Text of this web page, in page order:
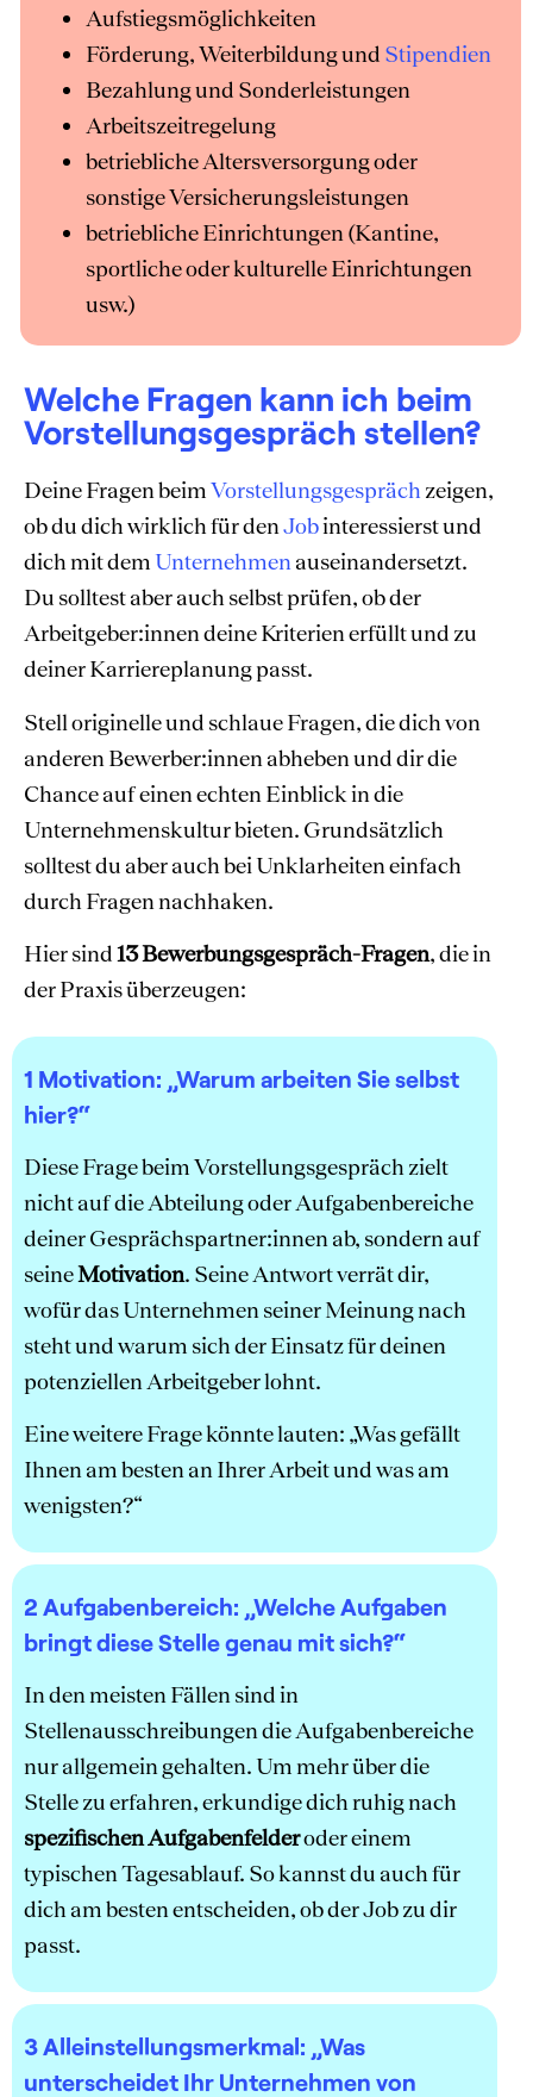
Aufstiegsmöglichkeiten
Förderung, Weiterbildung und Stipendien
Bezahlung und Sonderleistungen
Arbeitszeitregelung
betriebliche Altersversorgung oder
sonstige Versicherungsleistungen
betriebliche Einrichtungen (Kantine,
sportliche oder kulturelle Einrichtungen
usw.)
Welche Fragen kann ich beim
Vorstellungsgespräch stellen?
Deine Fragen beimVorstellungsgesprächzeigen,
ob du dich wirklich für denJobinteressierst und
dich mit demUnternehmenauseinandersetzt.
Du solltest aber auch selbst prüfen, ob der
Arbeitgeber:innen deine Kriterien erfüllt und zu
deiner Karriereplanung passt.
Stell originelle und schlaue Fragen, die dich von
anderen Bewerber:innen abheben und dir die
Chance auf einen echten Einblick in die
Unternehmenskultur bieten. Grundsätzlich
solltest du aber auch bei Unklarheiten einfach
durch Fragen nachhaken.
Hier sind13 Bewerbungsgespräch-Fragen, die in
der Praxis überzeugen:
1 Motivation: „Warum arbeiten Sie selbst
hier?“
Diese Frage beim Vorstellungsgespräch zielt
nicht auf die Abteilung oder Aufgabenbereiche
deiner Gesprächspartner:innen ab, sondern auf
seineMotivation. Seine Antwort verrät dir,
wofür das Unternehmen seiner Meinung nach
steht und warum sich der Einsatz für deinen
potenziellen Arbeitgeber lohnt.
Eine weitere Frage könnte lauten: „Was gefällt
Ihnen am besten an Ihrer Arbeit und was am
wenigsten?“
2 Aufgabenbereich: „Welche Aufgaben
bringt diese Stelle genau mit sich?“
In den meisten Fällen sind in
Stellenausschreibungen die Aufgabenbereiche
nur allgemein gehalten. Um mehr über die
Stelle zu erfahren, erkundige dich ruhig nach
spezifischen Aufgabenfelderoder einem
typischen Tagesablauf. So kannst du auch für
dich am besten entscheiden, ob der Job zu dir
passt.
3 Alleinstellungsmerkmal: „Was
unterscheidet Ihr Unternehmen von